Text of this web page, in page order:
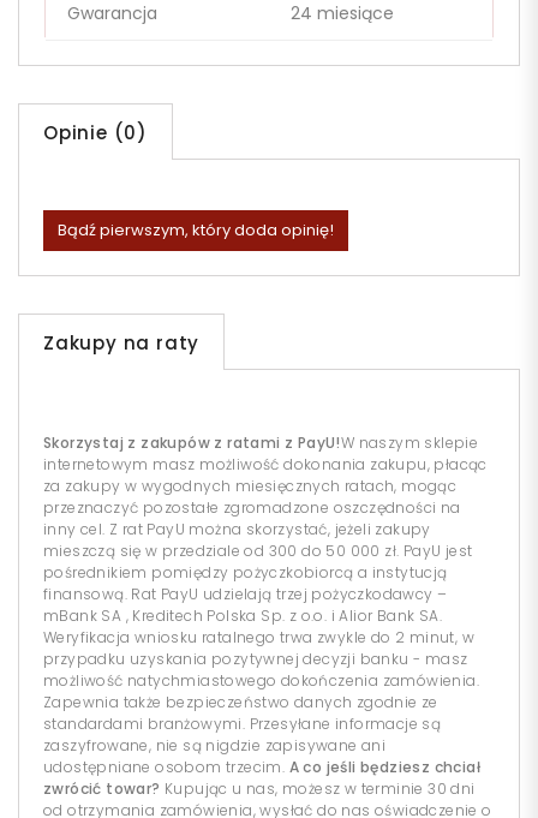
Gwarancja 24 miesiące
Opinie (0)
Bądź pierwszym, który doda opinię!
Zakupy na raty
Skorzystaj z zakupów z ratami z PayU!W naszym sklepie
internetowym masz możliwość dokonania zakupu, płacąc
za zakupy w wygodnych miesięcznych ratach, mogąc
przeznaczyć pozostałe zgromadzone oszczędności na
inny cel. Z rat PayU można skorzystać, jeżeli zakupy
mieszczą się w przedziale od 300 do 50 000 zł. PayU jest
pośrednikiem pomiędzy pożyczkobiorcą a instytucją
finansową. Rat PayU udzielają trzej pożyczkodawcy –
mBank SA , Kreditech Polska Sp. z o.o. i Alior Bank SA.
Weryfikacja wniosku ratalnego trwa zwykle do 2 minut, w
przypadku uzyskania pozytywnej decyzji banku - masz
możliwość natychmiastowego dokończenia zamówienia.
Zapewnia także bezpieczeństwo danych zgodnie ze
standardami branżowymi. Przesyłane informacje są
zaszyfrowane, nie są nigdzie zapisywane ani
udostępniane osobom trzecim. A co jeśli będziesz chciał
zwrócić towar? Kupując u nas, możesz w terminie 30 dni
od otrzymania zamówienia, wysłać do nas oświadczenie o